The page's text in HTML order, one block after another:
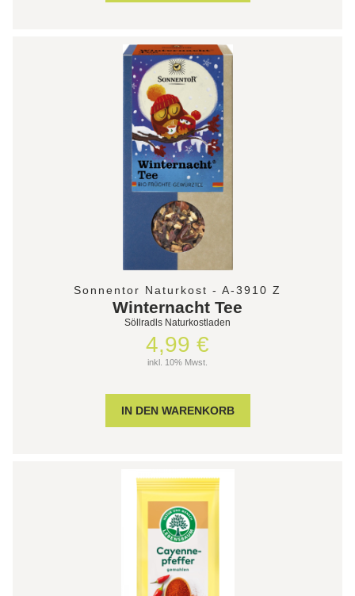
Sonnentor Naturkost - A-3910 Z
Winternacht Tee
Söllradls Naturkostladen
4,99 €
inkl. 10% Mwst.